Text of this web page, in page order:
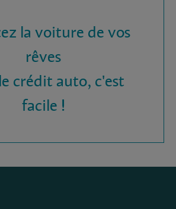
la voiture de vos
rêves
crédit auto, c'est
facile !